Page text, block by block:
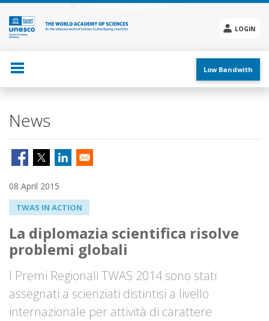
Skip
main
content
LOGIN
menu
Low Bandwith
News
08 April 2015
TWAS IN ACTION
La diplomazia scientifica risolve
problemi globali
I Premi Regionali TWAS 2014 sono stati
assegnati a scienziati distintisi a livello
internazionale per attività di carattere